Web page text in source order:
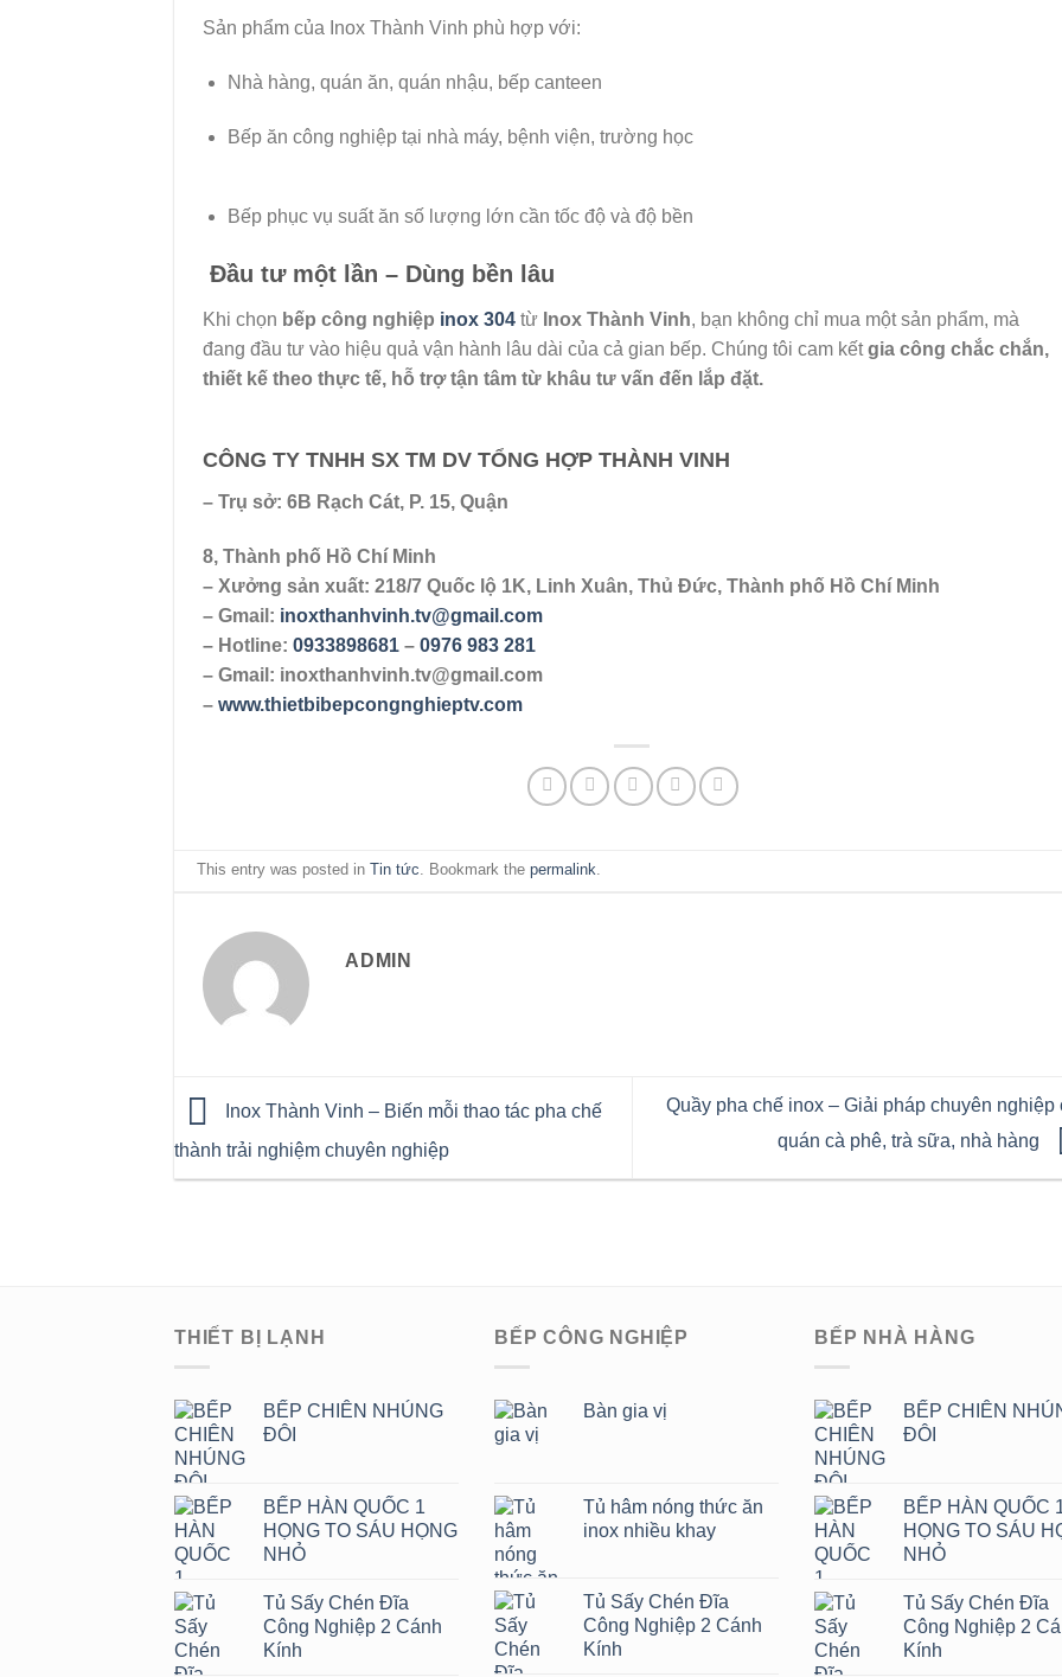
Sản phẩm của Inox Thành Vinh phù hợp với:
Nhà hàng, quán ăn, quán nhậu, bếp canteen
Bếp ăn công nghiệp tại nhà máy, bệnh viện, trường học
Bếp phục vụ suất ăn số lượng lớn cần tốc độ và độ bền
Đầu tư một lần – Dùng bền lâu
Khi chọn bếp công nghiệp inox 304 từ Inox Thành Vinh, bạn không chỉ mua một sản phẩm, mà
đang đầu tư vào hiệu quả vận hành lâu dài của cả gian bếp. Chúng tôi cam kếtgia công chắc chắn,
thiết kế theo thực tế, hỗ trợ tận tâm từ khâu tư vấn đến lắp đặt.
CÔNG TY TNHH SX TM DV TỔNG HỢP THÀNH VINH
– Trụ sở: 6B Rạch Cát, P. 15, Quận
8, Thành phố Hồ Chí Minh
– Xưởng sản xuất: 218/7 Quốc lộ 1K, Linh Xuân, Thủ Đức, Thành phố Hồ Chí Minh
– Gmail: inoxthanhvinh.tv@gmail.com
– Hotline: 0933898681 – 0976 983 281
– Gmail: inoxthanhvinh.tv@gmail.com
– www.thietbibepcongnghieptv.com
This entry was posted inTin tức. Bookmark thepermalink.
ADMIN
Inox Thành Vinh – Biến mỗi thao tác pha chế
thành trải nghiệm chuyên nghiệp
Quầy pha chế inox – Giải pháp chuyên nghiệp
quán cà phê, trà sữa, nhà hàng
THIẾT BỊ LẠNH
BẾP CHIÊN NHÚNG
ĐÔI
BẾP HÀN QUỐC 1
HỌNG TO SÁU HỌNG
NHỎ
Tủ Sấy Chén Đĩa
Công Nghiệp 2 Cánh
Kính
BẾP CÔNG NGHIỆP
Bàn gia vị
Tủ hâm nóng thức ăn
inox nhiều khay
Tủ Sấy Chén Đĩa
Công Nghiệp 2 Cánh
Kính
BẾP NHÀ HÀNG
BẾP CHIÊN
ĐÔI
BẾP HÀN QUỐC
HỌNG TO SÁU
NHỎ
Tủ Sấy Chén Đĩa
Công Nghiệp 2
Kính